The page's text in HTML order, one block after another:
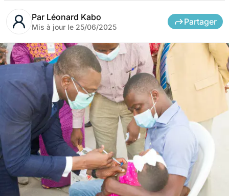
Par Léonard Kabo
Mis à jour le 25/06/2025
Partager